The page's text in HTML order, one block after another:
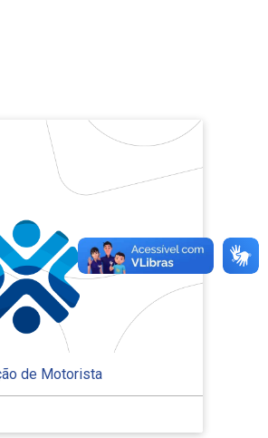
de Motorista